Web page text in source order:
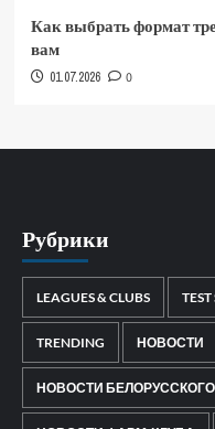
Как выбрать формат
вам
01.07.2026 0
Рубрики
LEAGUES & CLUBS TEST
TRENDING НОВОСТИ
НОВОСТИ БЕЛОРУССКОГО